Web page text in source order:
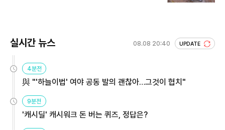
실시간 뉴스 08.08 20:40 UPDATE
4분전
與 "'하늘이법' 여야 공동 발의 괜찮아…그것이 협치"
9분전
'캐시딜' 캐시워크 돈 버는 퀴즈, 정답은?